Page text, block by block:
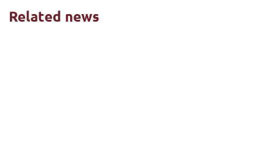
Related news